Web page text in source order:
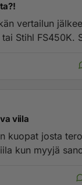
vertailun
Stihl FS450K.
viila
kuopat josta
kun myyjä